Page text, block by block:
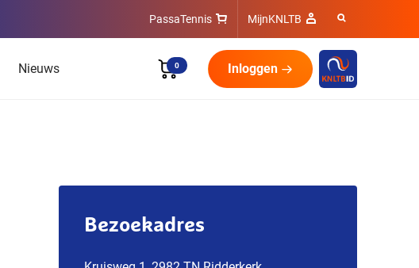
PassaTennis MijnKNLTB
Nieuws 0 Inloggen
Bezoekadres